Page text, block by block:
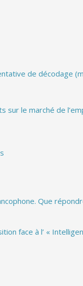
de décodage
sur le marché de
Que
face à l’ «